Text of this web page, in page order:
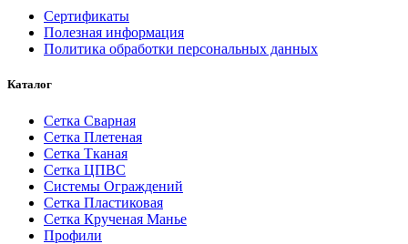
Сертификаты
Полезная информация
Политика обработки персональных данных
Каталог
Сетка Сварная
Сетка Плетеная
Сетка Тканая
Сетка ЦПВС
Системы Ограждений
Сетка Пластиковая
Сетка Крученая Манье
Профили